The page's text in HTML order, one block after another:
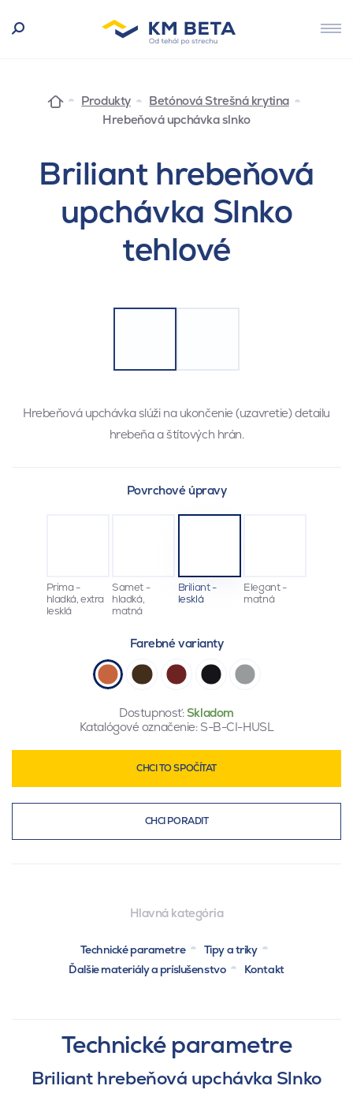
Produkty
Betónová Strešná krytina
Hrebeňová upchávka slnko
Briliant hrebeňová
upchávka Slnko
tehlové
Hrebeňová upchávka slúži na ukončenie (uzavretie) detailu
hrebeňa a štítových hrán.
Povrchové úpravy
Prima -
hladká, extra
lesklá
Samet -
hladká,
matná
Briliant -
lesklá
Elegant -
matná
Farebné varianty
Dostupnosť:Skladom
Katalógové označenie: S-B-CI-HUSL
CHCI TO SPOČÍTAT
CHCI PORADIT
Hlavná kategória
Technické parametre
Tipy a triky
Ďalšie materiály a príslušenstvo
Kontakt
Technické parametre
Briliant hrebeňová upchávka Slnko